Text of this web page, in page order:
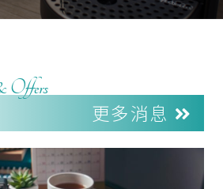
Offers
更多消息